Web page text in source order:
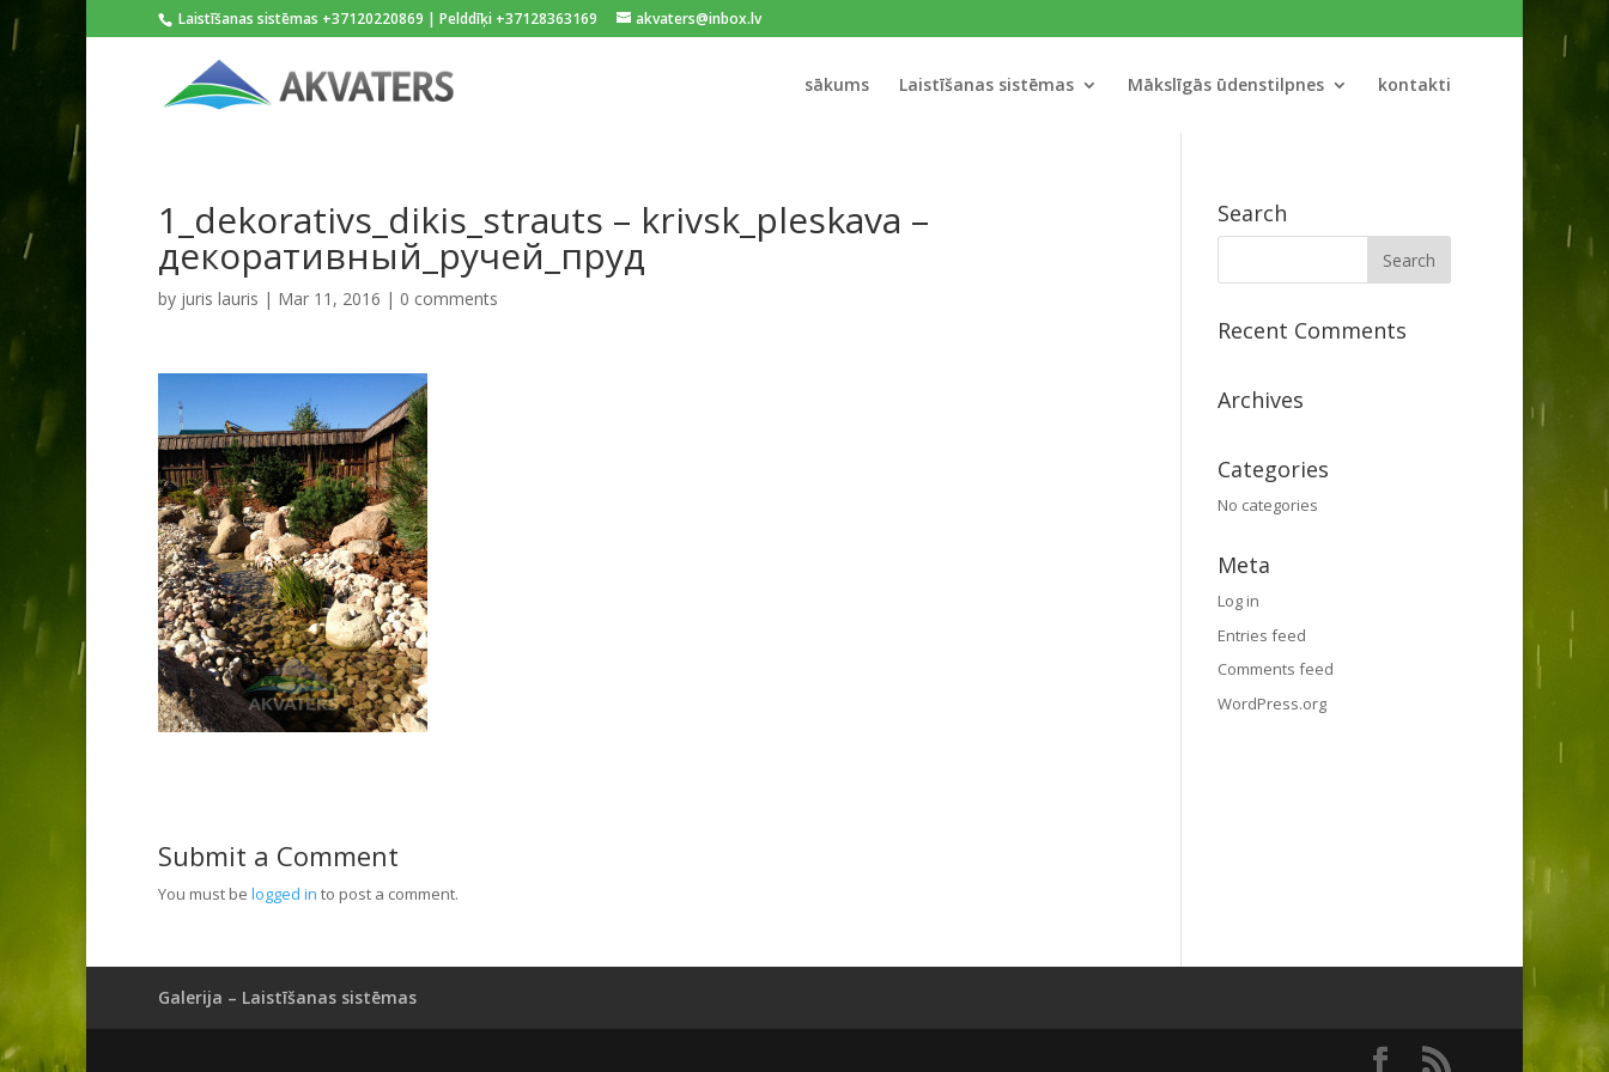
Laistīšanas sistēmas +37120220869 | Pelddīķi +37128363169 akvaters@inbox.lv
sākums Laistīšanas sistēmas Mākslīgās ūdenstilpnes kontakti
1_dekorativs_dikis_strauts – krivsk_pleskava –
декоративный_ручей_пруд
by juris lauris | Mar 11, 2016 | 0 comments
Submit a Comment
You must be logged in to post a comment.
Search
Recent Comments
Archives
Categories
No categories
Meta
Log in
Entries feed
Comments feed
WordPress.org
Galerija – Laistīšanas sistēmas